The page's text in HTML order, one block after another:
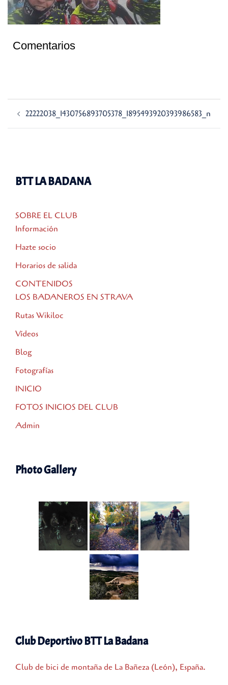
Comentarios
de 22222038_1430756893705378_1895493920393986583_n
BTT LA BADANA
SOBRE EL CLUB
Información
Hazte socio
Horarios de salida
CONTENIDOS
LOS BADANEROS EN STRAVA
Rutas Wikiloc
Vídeos
Blog
Fotografías
INICIO
FOTOS INICIOS DEL CLUB
Admin
Photo Gallery
Club Deportivo BTT La Badana
Club de bici de montaña de La Bañeza (León), España.